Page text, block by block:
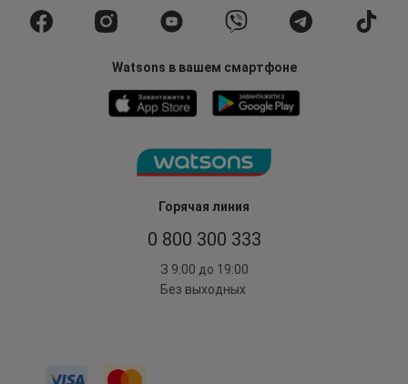
Горячая линия
0 800 300 333
З 9:00 до 19:00
Без выходных
Watsons в вашем смартфоне